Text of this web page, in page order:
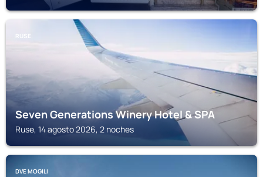
RUSE
Seven Generations Winery Hotel & SPA
Ruse, 14 agosto 2026, 2 noches
DVE MOGILI